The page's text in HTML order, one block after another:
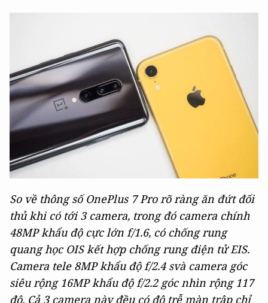
So về thông số OnePlus 7 Pro rõ ràng ăn đứt đối
thủ khi có tới 3 camera, trong đó camera chính
48MP khẩu độ cực lớn f/1.6, có chống rung
quang học OIS kết hợp chống rung điện tử EIS.
Camera tele 8MP khẩu độ f/2.4 svà camera góc
siêu rộng 16MP khẩu độ f/2.2 góc nhìn rộng 117
độ. Cả 3 camera này đều có độ trễ màn trập chỉ